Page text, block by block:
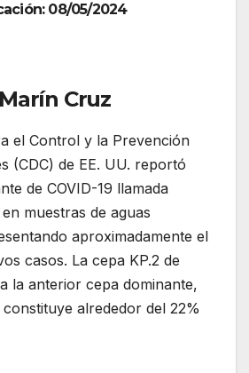
08/05/2024
Cruz
el Control y la Prevención
(CDC) de EE. UU. reportó
de COVID-19 llamada
muestras de aguas
aproximadamente el
casos. La cepa KP.2 de
la anterior cepa dominante,
alrededor del 22%